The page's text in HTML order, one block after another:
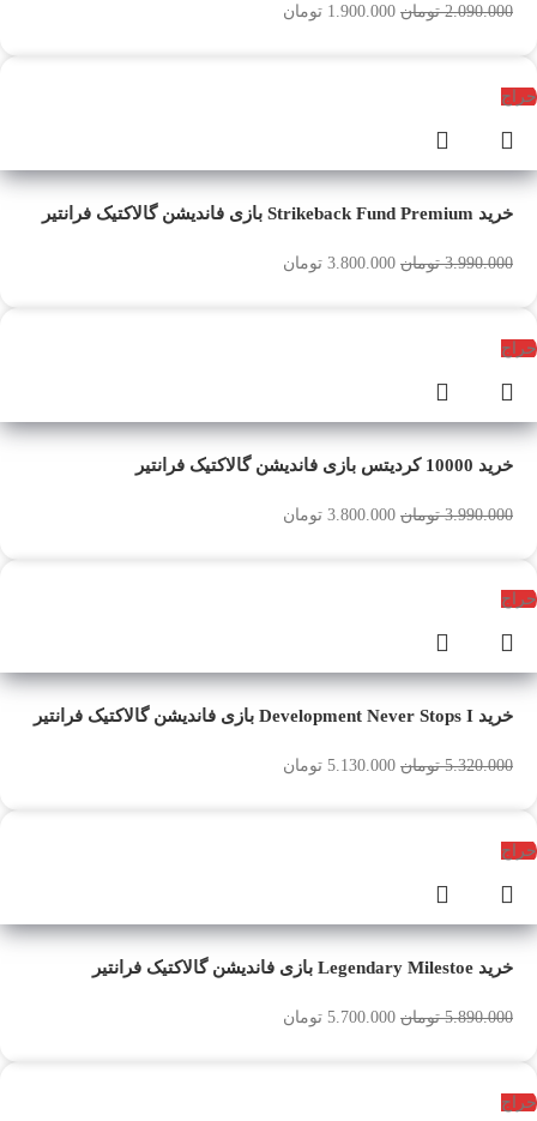
2.090.000 تومان 1.900.000 تومان
حراج
خرید Strikeback Fund Premium بازی فاندیشن گالاکتیک فرانتیر
3.990.000 تومان 3.800.000 تومان
حراج
خرید 10000 کردیتس بازی فاندیشن گالاکتیک فرانتیر
3.990.000 تومان 3.800.000 تومان
حراج
خرید Development Never Stops I بازی فاندیشن گالاکتیک فرانتیر
5.320.000 تومان 5.130.000 تومان
حراج
خرید Legendary Milestoe بازی فاندیشن گالاکتیک فرانتیر
5.890.000 تومان 5.700.000 تومان
حراج